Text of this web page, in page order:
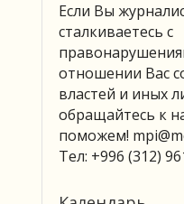
Если Вы
сталкиваетесь с
отношении Вас
властей и иных
обращайтесь к
поможем!
Тел: +996 (312)